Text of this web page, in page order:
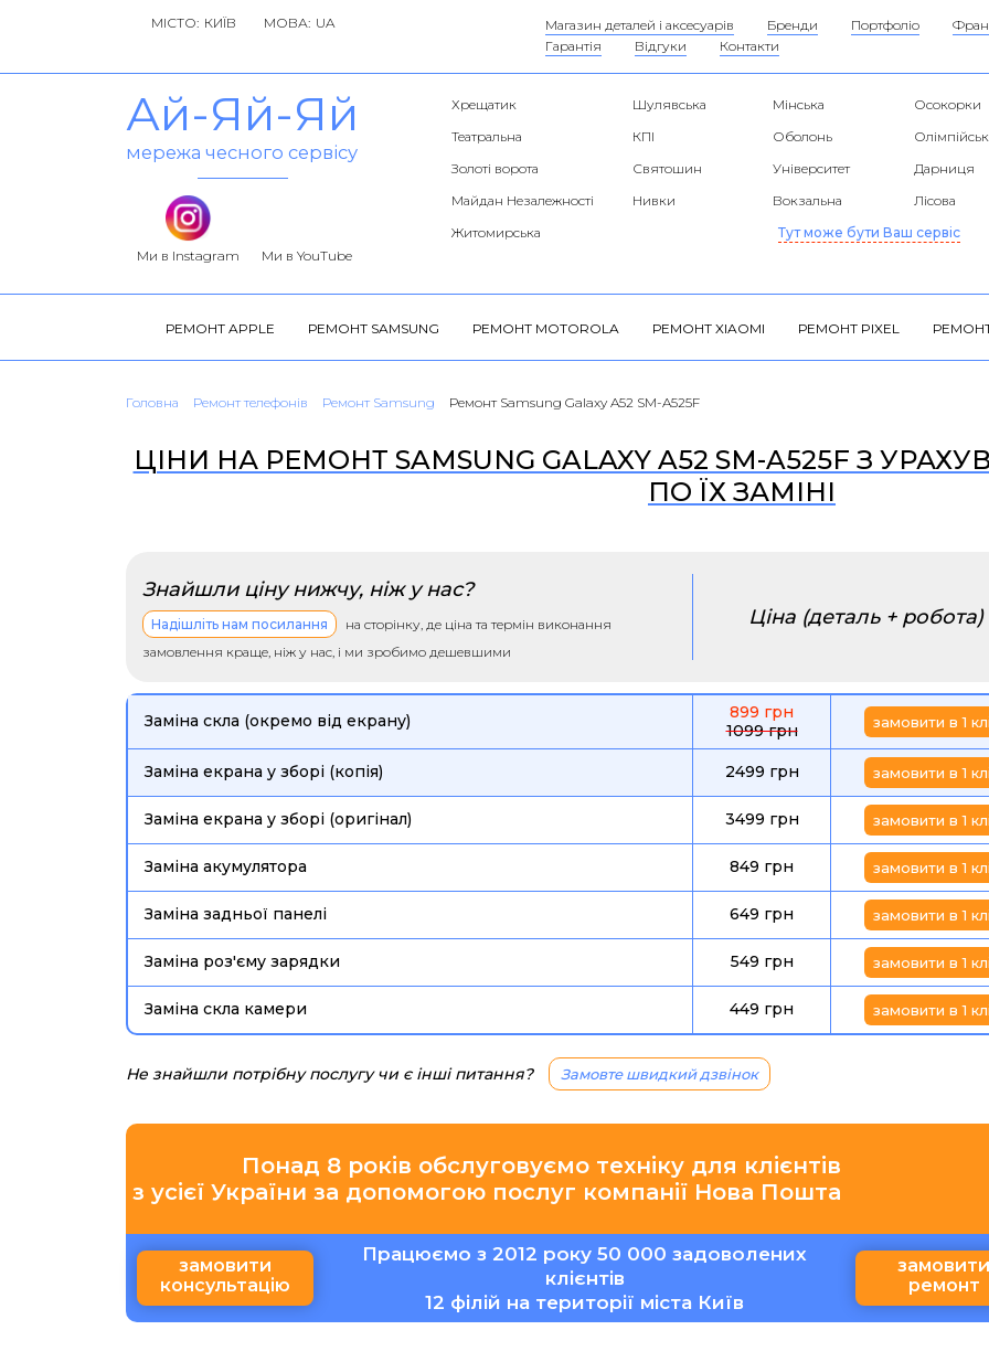
МІСТО: МОВА: Магазин деталей і аксесуарів Бренди Портфоліо
Гарантія
Відгуки Контакти
Ай-Яй-Яй
мережа чесного сервісу
Ми в Instagram Ми в YouTube
Хрещатик Шулявська Мінська
Осокорки
Театральна
КПІ Оболонь
Золоті ворота
Святошин Університет
Дарниця
Майдан Незалежності
Нивки Вокзальна
Лісова
Житомирська
Тут може бути Ваш сервіс
РЕМОНТ APPLE РЕМОНТ SAMSUNG РЕМОНТ MOTOROLA РЕМОНТ XIAOMI РЕМОНТ PIXEL
Головна Ремонт телефонів Ремонт Samsung Ремонт Samsung Galaxy A52 SM-A525F
ЦІНИ НА РЕМОНТ SAMSUNG GALAXY A52 SM-A525F З
ПО ЇХ ЗАМІНІ
Знайшли ціну нижчу, ніж у нас?
Надішліть нам посилання
на сторінку, де ціна та термін виконання
замовлення краще, ніж у нас, і ми зробимо дешевшими
Ціна (деталь + робота)
Заміна скла (окремо від екрану)
899 грн
1099 грн
замовити в 1
Заміна екрана у зборі (копія) 2499 грн замовити в 1
Заміна екрана у зборі (оригінал) 3499 грн замовити в 1
Заміна акумулятора 849 грн замовити в 1
Заміна задньої панелі 649 грн замовити в 1
Заміна роз'єму зарядки 549 грн замовити в 1
Заміна скла камери 449 грн замовити в 1
Не знайшли потрібну послугу чи є інші питання? Замовте швидкий дзвінок
Понад 8 років обслуговуємо техніку для клієнтів
з усієї України за допомогою послуг компанії Нова Пошта
замовити
консультацію
Працюємо з 2012 року 50 000 задоволених
клієнтів
12 філій на території міста Київ
замовити
ремонт